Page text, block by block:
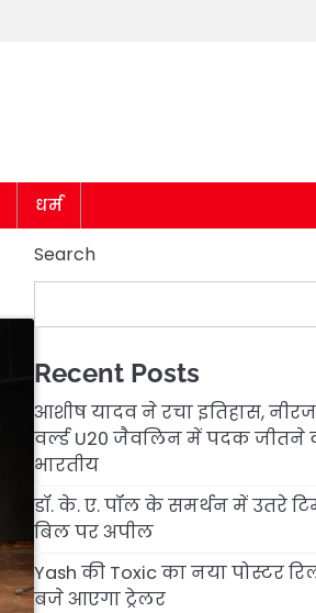
धर्म
Search
Recent Posts
आशीष यादव ने रचा इतिहास,
वर्ल्ड U20 जैवलिन में पदक जीतने
भारतीय
डॉ. के. ए. पॉल के समर्थन में उतरे टिम
बिल पर अपील
Yash की Toxic का नया पोस्टर
बजे आएगा ट्रेलर